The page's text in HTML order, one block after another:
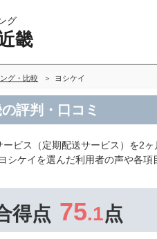
グ
畿
グ・比較 ヨシケイ
評判・口コミ
ビス（定期配送サービス）を2
シケイを選んだ利用者の声や各項
得点 75.1点